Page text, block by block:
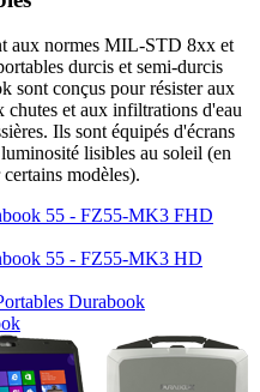
aux normes MIL-STD 8xx et
durcis et semi-durcis
sont conçus pour résister aux
chutes et aux infiltrations d'eau
Ils sont équipés d'écrans
lisibles au soleil (en
modèles).
55 - FZ55-MK3 FHD
55 - FZ55-MK3 HD
Durabook